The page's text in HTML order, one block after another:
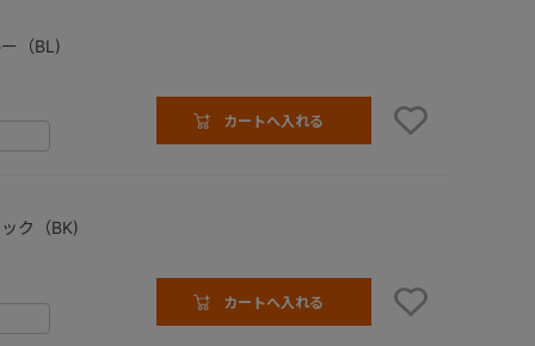
（BL)
カートへ入れる
ク（BK)
カートへ入れる